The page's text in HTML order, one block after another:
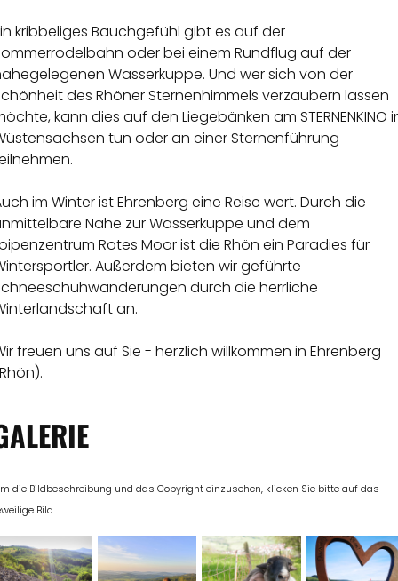
kribbeliges Bauchgefühl gibt es auf der
oder bei einem Rundflug auf der
Wasserkuppe. Und wer sich von der
des Rhöner Sternenhimmels verzaubern lassen
kann dies auf den Liegebänken am STERNENKINO
tun oder an einer Sternenführung
im Winter ist Ehrenberg eine Reise wert. Durch die
Nähe zur Wasserkuppe und dem
Rotes Moor ist die Rhön ein Paradies für
Außerdem bieten wir geführte
durch die herrliche
an.
freuen uns auf Sie - herzlich willkommen in Ehrenberg
die Bildbeschreibung und das Copyright einzusehen, klicken Sie bitte auf das
Bild.